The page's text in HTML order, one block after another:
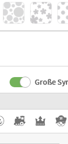
Große